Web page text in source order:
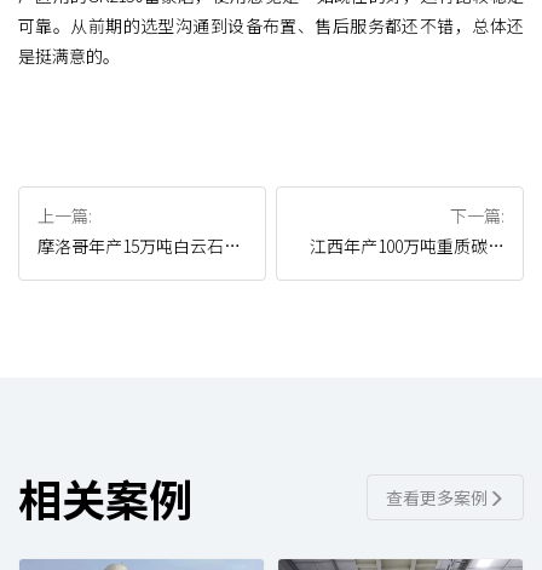
可靠。从前期的选型沟通到设备布置、售后服务都还不错，总体还
是挺满意的。
上一篇:
摩洛哥年产15万吨白云石项
目
下一篇:
江西年产100万吨重质碳酸
钙项目
相关案例 查看更多案例